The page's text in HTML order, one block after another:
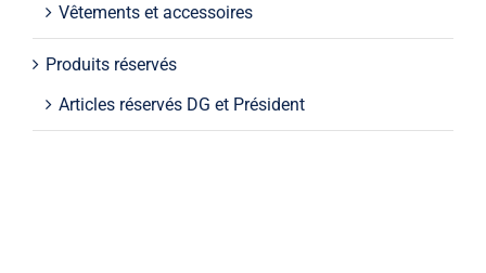
Vêtements et accessoires
Produits réservés
Articles réservés DG et Président